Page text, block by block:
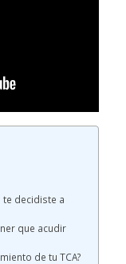
te decidiste a
que acudir
de tu TCA?